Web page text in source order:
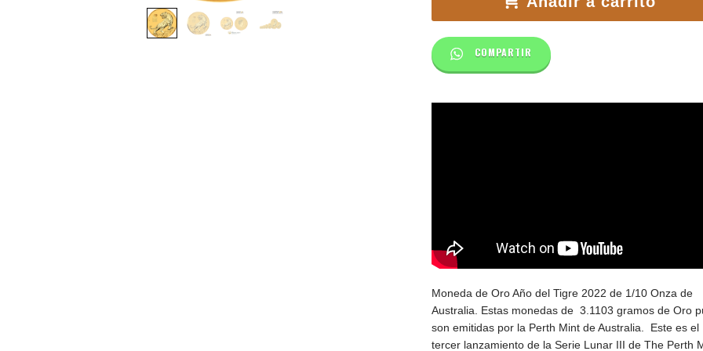
COMPARTIR
Moneda de Oro Año del Tigre 2022 de 1/10 Onza de
Australia. Estas monedas de 3.1103 gramos de Oro
son emitidas por la Perth Mint de Australia. Este es el
tercer lanzamiento de la Serie Lunar III de The Perth